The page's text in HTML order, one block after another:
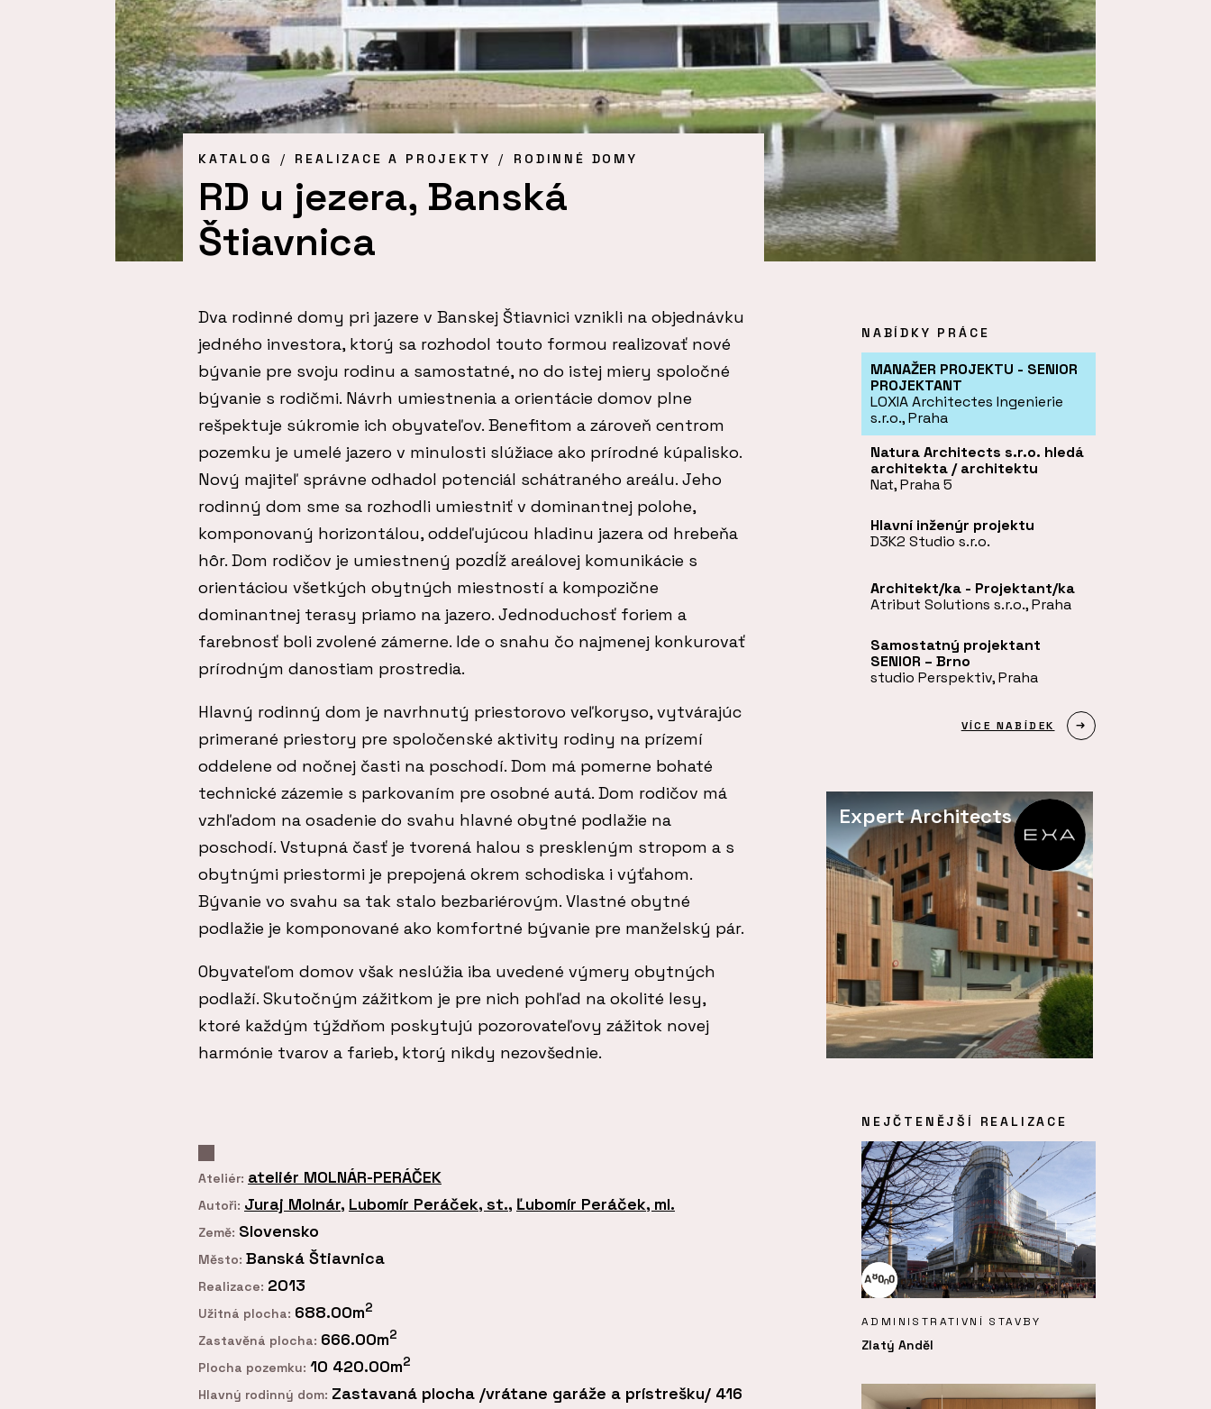
KATALOG REALIZACE A PROJEKTY RODINNÉ DOMY
RD u jezera, Banská
Štiavnica
Dva rodinné domy pri jazere v Banskej Štiavnici vznikli na objednávku
jedného investora, ktorý sa rozhodol touto formou realizovať nové
bývanie pre svoju rodinu a samostatné, no do istej miery spoločné
bývanie s rodičmi. Návrh umiestnenia a orientácie domov plne
rešpektuje súkromie ich obyvateľov. Benefitom a zároveň centrom
pozemku je umelé jazero v minulosti slúžiace ako prírodné kúpalisko.
Nový majiteľ správne odhadol potenciál schátraného areálu. Jeho
rodinný dom sme sa rozhodli umiestniť v dominantnej polohe,
komponovaný horizontálou, oddeľujúcou hladinu jazera od hrebeňa
hôr. Dom rodičov je umiestnený pozdĺž areálovej komunikácie s
orientáciou všetkých obytných miestností a kompozične
dominantnej terasy priamo na jazero. Jednoduchosť foriem a
farebnosť boli zvolené zámerne. Ide o snahu čo najmenej konkurovať
prírodným danostiam prostredia.
Hlavný rodinný dom je navrhnutý priestorovo veľkoryso, vytvárajúc
primerané priestory pre spoločenské aktivity rodiny na prízemí
oddelene od nočnej časti na poschodí. Dom má pomerne bohaté
technické zázemie s parkovaním pre osobné autá. Dom rodičov má
vzhľadom na osadenie do svahu hlavné obytné podlažie na
poschodí. Vstupná časť je tvorená halou s preskleným stropom a s
obytnými priestormi je prepojená okrem schodiska i výťahom.
Bývanie vo svahu sa tak stalo bezbariérovým. Vlastné obytné
podlažie je komponované ako komfortné bývanie pre manželský pár.
Obyvateľom domov však neslúžia iba uvedené výmery obytných
podlaží. Skutočným zážitkom je pre nich pohľad na okolité lesy,
ktoré každým týždňom poskytujú pozorovateľovy zážitok novej
harmónie tvarov a farieb, ktorý nikdy nezovšednie.
Ateliér: ateliér MOLNÁR-PERÁČEK
Autoři: Juraj Molnár, Lubomír Peráček, st., Ľubomír Peráček, ml.
Země: Slovensko
Město: Banská Štiavnica
Realizace: 2013
Užitná plocha: 688.00m2
Zastavěná plocha: 666.00m2
Plocha pozemku: 10 420.00m2
Hlavný rodinný dom: Zastavaná plocha /vrátane garáže a prístrešku/ 416
NABÍDKY PRÁCE
MANAŽER PROJEKTU - SENIOR
PROJEKTANT
LOXIA Architectes Ingenierie
s.r.o., Praha
Natura Architects s.r.o. hledá
architekta / architektu
Nat, Praha 5
Hlavní inženýr projektu
D3K2 Studio s.r.o.
Architekt/ka - Projektant/ka
Atribut Solutions s.r.o., Praha
Samostatný projektant
SENIOR – Brno
studio Perspektiv, Praha
VÍCE NABÍDEK
Expert Architects
NEJČTENĚJŠÍ REALIZACE
ADMINISTRATIVNÍ STAVBY
Zlatý Anděl